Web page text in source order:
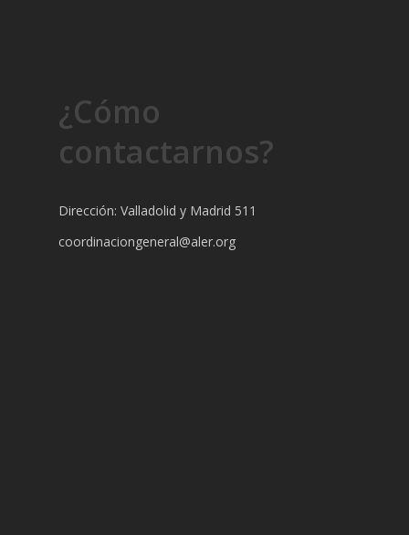
¿Cómo
contactarnos?
Dirección: Valladolid y Madrid 511
coordinaciongeneral@aler.org